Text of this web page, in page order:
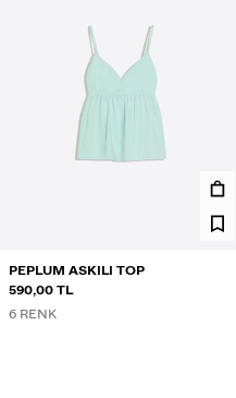
PEPLUM ASKILI TOP
590,00 TL
6 RENK